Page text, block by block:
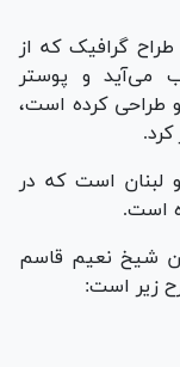
گرافیک که از
می‌آید و پوستر
طراحی کرده است،
لبنان است که در
است.
شیخ نعیم قاسم
زیر است: